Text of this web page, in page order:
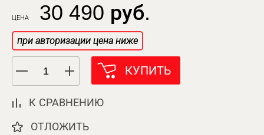
ЦЕНА 30 490 руб.
при авторизации цена ниже
КУПИТЬ
К СРАВНЕНИЮ
ОТЛОЖИТЬ